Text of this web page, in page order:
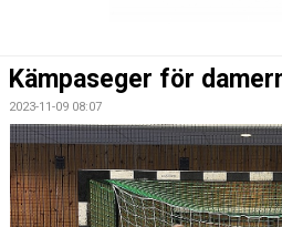
KALENDER
BILDGALLERI
DOKUMENT
Kämpaseger för
2023-11-09 08:07